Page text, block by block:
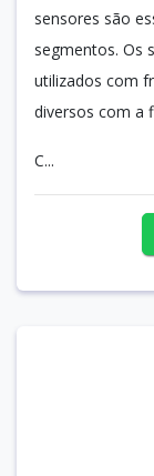
sensores são
segmentos. Os
utilizados com
diversos com a
C...